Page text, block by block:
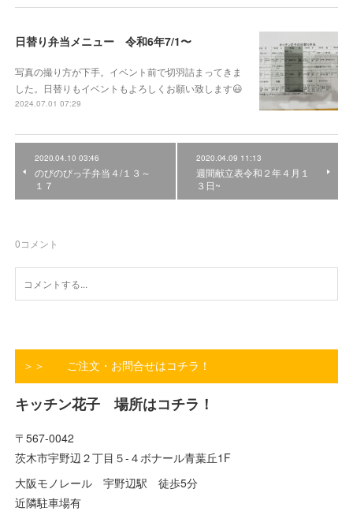
日替り弁当メニュー 令和6年7/1〜
写真の撮り方が下手。イベント前で切羽詰まってきま
した。日替りもイベントもよろしくお願い致します😃
2024.07.01 07:29
2020.04.10 03:46
のびのびっ子弁当４/１３～
１７
2020.04.09 11:13
週間献立表令和２年４月１
３日~
0コメント
＞＞ ご注文・お問合せはコチラ！
キッチン花子 場所はコチラ！
〒567-0042
茨木市宇野辺２丁目５-４ボナール青葉丘1F
大阪モノレール 宇野辺駅 徒歩5分
近隣駐車場有